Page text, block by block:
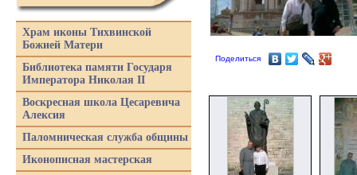
Поделиться
Храм иконы Тихвинской
Божией Матери
Библиотека памяти Государя
Императора Николая II
Воскресная школа Цесаревича
Алексия
Паломническая служба общины
Иконописная мастерская